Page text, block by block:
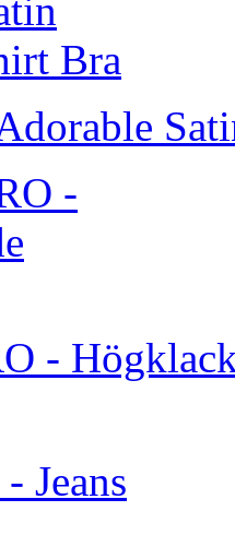
-
Jeans